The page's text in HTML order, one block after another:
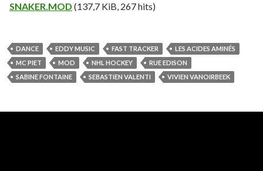
SNAKER.MOD (137,7 KiB, 267 hits)
DANCE EDDY MUSIC FAST TRACKER
LES ACIDES AMINÉS
MC PIET
MOD NHL HOCKEY
RUE EDISON
SABINE FONTAINE
SEBASTIEN VALENTI VIVIEN VANOIRBEEK